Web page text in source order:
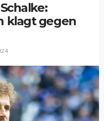
klagt gegen